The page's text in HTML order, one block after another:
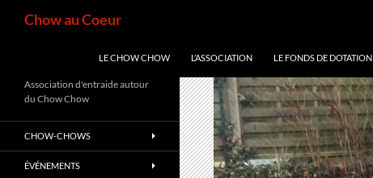
Chow au Coeur
LE CHOW CHOW L’ASSOCIATION LE FONDS DE DOTATION
Association d'entraide autour
du Chow Chow
CHOW-CHOWS
ÉVÉNEMENTS